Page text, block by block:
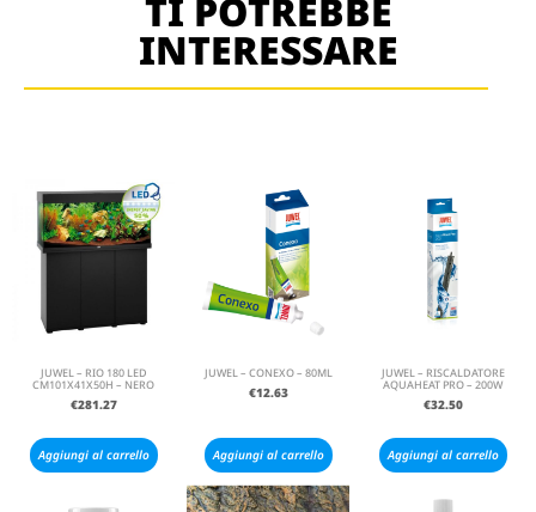
TI POTREBBE
INTERESSARE
JUWEL – RIO 180 LED
CM101X41X50H – NERO
€281.27
Aggiungi al carrello
JUWEL – CONEXO – 80ML
€12.63
Aggiungi al carrello
JUWEL – RISCALDATORE
AQUAHEAT PRO – 200W
€32.50
Aggiungi al carrello